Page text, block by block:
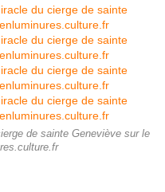
de sainte Geneviève sur le